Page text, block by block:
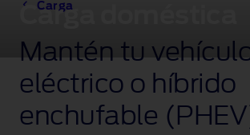
Carga doméstica
Carga
Mantén tu
eléctrico o híbrido
enchufable